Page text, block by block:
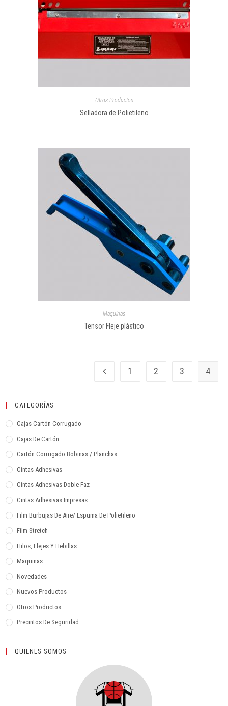
Otros Productos
Selladora de Polietileno
Maquinas
Tensor Fleje plástico
1 2 3 4
CATEGORÍAS
Cajas Cartón Corrugado
Cajas De Cartón
Cartón Corrugado Bobinas / Planchas
Cintas Adhesivas
Cintas Adhesivas Doble Faz
Cintas Adhesivas Impresas
Film Burbujas De Aire/ Espuma De Polietileno
Film Stretch
Hilos, Flejes Y Hebillas
Maquinas
Novedades
Nuevos Productos
Otros Productos
Precintos De Seguridad
QUIENES SOMOS